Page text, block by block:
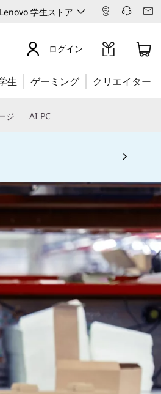
Lenovo 学生ストア
ログイン
生 ゲーミング クリエイター
ジ AI PC